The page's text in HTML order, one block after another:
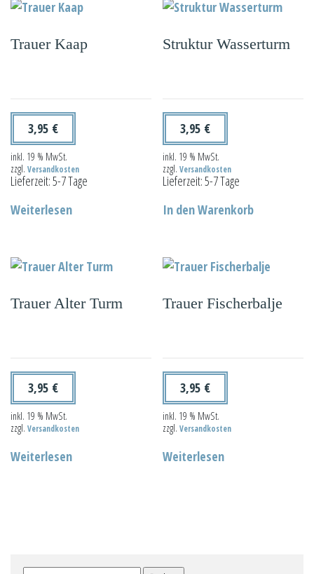
Trauer Kaap
3,95 €
inkl. 19 % MwSt.
zzgl. Versandkosten
Lieferzeit:5-7 Tage
Weiterlesen
Struktur Wasserturm
3,95 €
inkl. 19 % MwSt.
zzgl.Versandkosten
Lieferzeit:5-7 Tage
In den Warenkorb
Trauer Alter Turm
3,95 €
inkl. 19 % MwSt.
zzgl. Versandkosten
Weiterlesen
Trauer Fischerbalje
3,95 €
inkl. 19 % MwSt.
zzgl.Versandkosten
Weiterlesen